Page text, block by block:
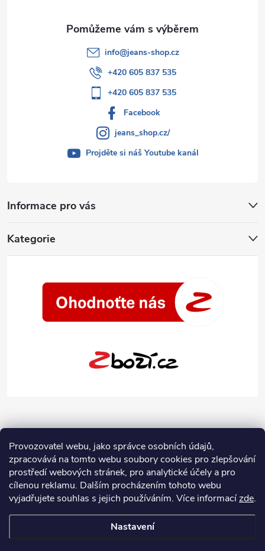
Provozovatel webu, jako správce osobních údajů,
zpracovává na tomto webu soubory cookies pro zlepšování
prostředí webových stránek, pro analytické účely a pro
cílenou reklamu. Dalším procházením tohoto webu
vyjadřujete souhlas s jejich používáním. Více informacízde.
Nastavení
Informace pro vás
Kategorie
info@jeans-shop.cz
+420 605 837 535
+420 605 837 535
Facebook
jeans_shop.cz/
Projděte si náš Youtube kanál